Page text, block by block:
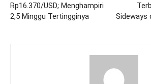
Rp16.370/USD; Menghampiri
2,5 Minggu Tertingginya
Sideways